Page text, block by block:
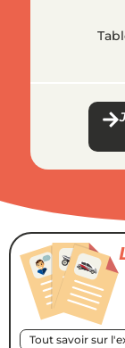
Tout savoir sur